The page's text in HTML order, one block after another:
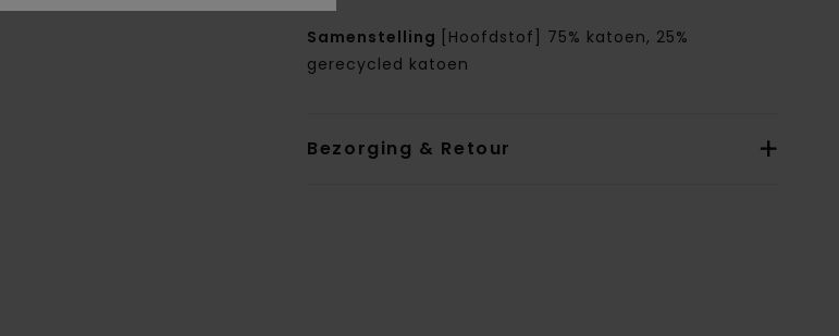
Samenstelling
[Hoofdstof] 75% katoen, 25%
gerecycled katoen
Bezorging & Retour